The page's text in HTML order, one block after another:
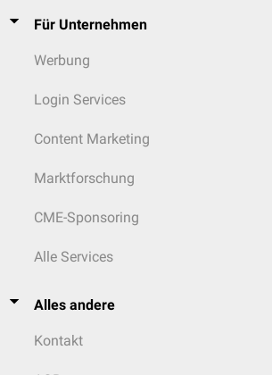
Für Unternehmen
Werbung
Login Services
Content Marketing
Marktforschung
CME-Sponsoring
Alle Services
Alles andere
Kontakt